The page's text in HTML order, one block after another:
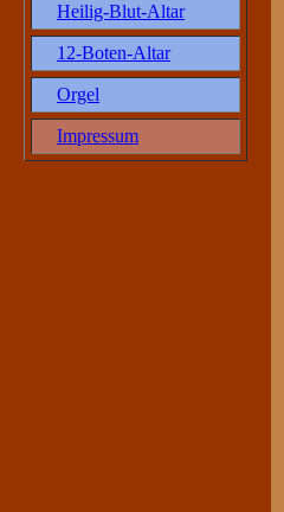
Heilig-Blut-Altar
12-Boten-Altar
Orgel
Impressum